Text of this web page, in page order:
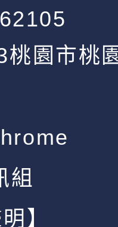
桃園市桃
組
】